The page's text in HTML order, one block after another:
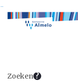
Ga naar de inhoud van
Ga naar het zoeken
Ga naar het menu
Zoeken